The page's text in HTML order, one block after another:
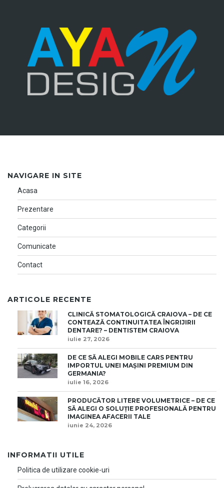
NAVIGARE IN SITE
Acasa
Prezentare
Categorii
Comunicate
Contact
ARTICOLE RECENTE
CLINICĂ STOMATOLOGICĂ CRAIOVA – DE CE
CONTEAZĂ CONTINUITATEA ÎNGRIJIRII
DENTARE? – DENTISTEM CRAIOVA
iulie 27, 2026
DE CE SĂ ALEGI MOBILE CARS PENTRU
IMPORTUL UNEI MAȘINI PREMIUM DIN
GERMANIA?
iulie 16, 2026
PRODUCĂTOR LITERE VOLUMETRICE – DE CE
SĂ ALEGI O SOLUȚIE PROFESIONALĂ PENTRU
IMAGINEA AFACERII TALE
iunie 24, 2026
INFORMATII UTILE
Politica de utilizare cookie-uri